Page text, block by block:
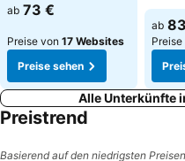
ab 73 €
Preise von 17 Websites
Preise sehen
ab
Preise
Alle Unterkünfte
Preistrend
Basierend auf den niedrigsten